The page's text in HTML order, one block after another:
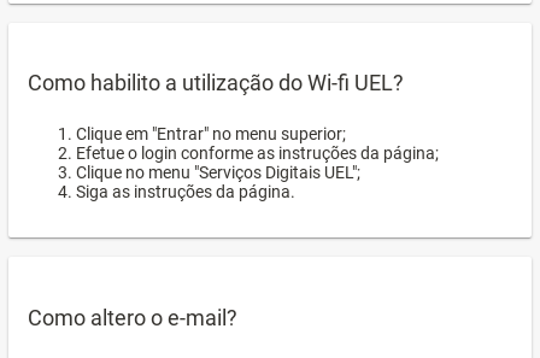
Como habilito a utilização do Wi-fi UEL?
Clique em "Entrar" no menu superior;
Efetue o login conforme as instruções da página;
Clique no menu "Serviços Digitais UEL";
Siga as instruções da página.
Como altero o e-mail?